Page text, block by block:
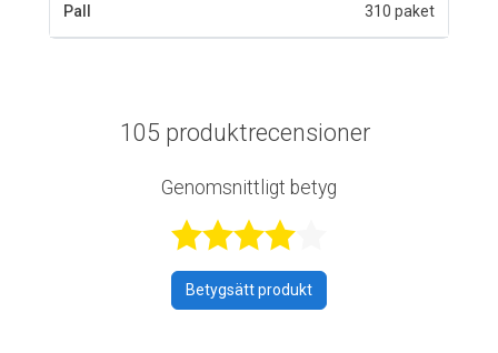
Pall 310 paket
105 produktrecensioner
Genomsnittligt betyg
Betygsätt produkt